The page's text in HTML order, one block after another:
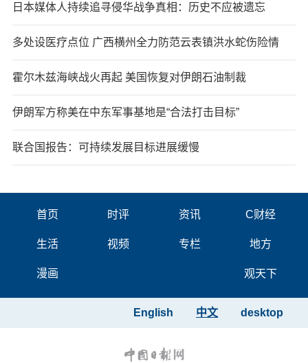
日本媒体人持续追寻侵华战争真相：历史不应被遗忘
多处设医疗点位 广西横州全力防范云表镇洪水蛇伤险情
霍尔木兹海峡战火再起 美国恢复对伊朗石油制裁
伊朗军方称美在中东军事基地是“合法打击目标”
联合国报告：可持续发展目标进展缓慢
首页 时评 资讯 C财经
生活 视频 专栏 地方
漫画 观天下
desktop
中文
English